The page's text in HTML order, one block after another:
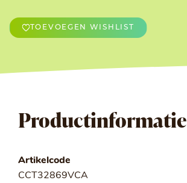
TOEVOEGEN WISHLIST
Productinformatie
Artikelcode
CCT32869VCA